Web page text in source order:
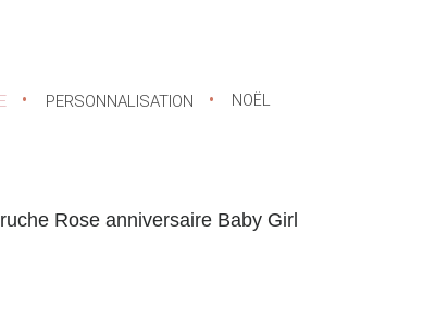
PERSONNALISATION NOËL
Rose anniversaire Baby Girl